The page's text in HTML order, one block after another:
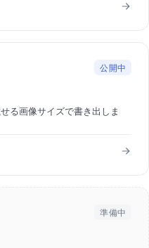
公開中
る画像サイズで書き出しま
準備中